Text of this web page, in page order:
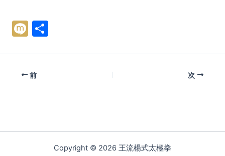
M
i
前 次
Copyright © 2026 王流楊式太極拳